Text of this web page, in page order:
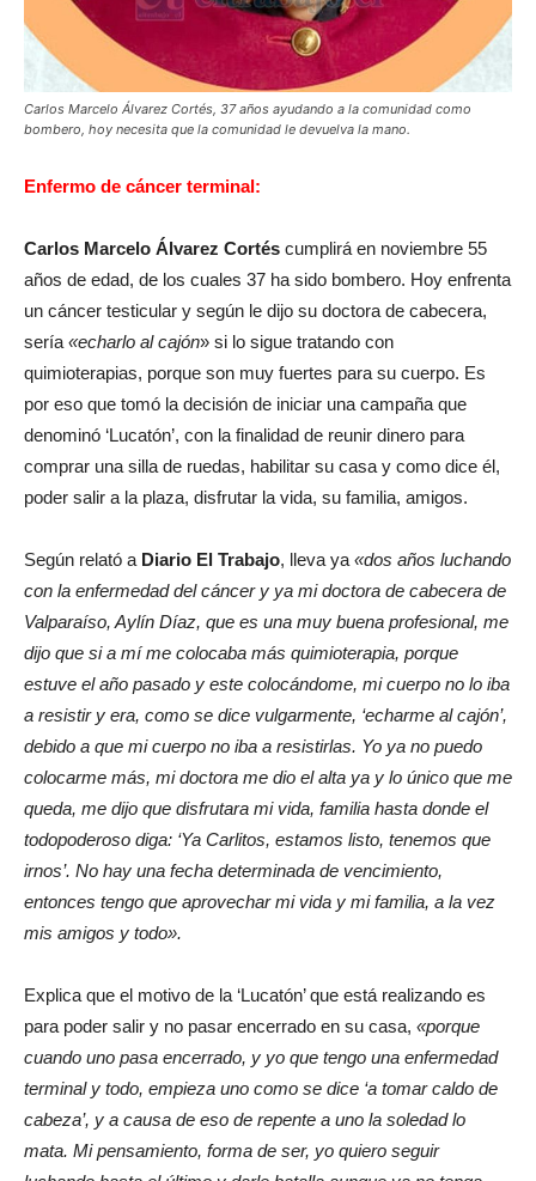
Carlos Marcelo Álvarez Cortés, 37 años ayudando a la comunidad como
bombero, hoy necesita que la comunidad le devuelva la mano.
Enfermo de cáncer terminal:
Carlos Marcelo Álvarez Cortés cumplirá en noviembre 55
años de edad, de los cuales 37 ha sido bombero. Hoy enfrenta
un cáncer testicular y según le dijo su doctora de cabecera,
sería «echarlo al cajón» si lo sigue tratando con
quimioterapias, porque son muy fuertes para su cuerpo. Es
por eso que tomó la decisión de iniciar una campaña que
denominó ‘Lucatón’, con la finalidad de reunir dinero para
comprar una silla de ruedas, habilitar su casa y como dice él,
poder salir a la plaza, disfrutar la vida, su familia, amigos.
Según relató a Diario El Trabajo, lleva ya «dos años luchando
con la enfermedad del cáncer y ya mi doctora de cabecera de
Valparaíso, Aylín Díaz, que es una muy buena profesional, me
dijo que si a mí me colocaba más quimioterapia, porque
estuve el año pasado y este colocándome, mi cuerpo no lo iba
a resistir y era, como se dice vulgarmente, ‘echarme al cajón’,
debido a que mi cuerpo no iba a resistirlas. Yo ya no puedo
colocarme más, mi doctora me dio el alta ya y lo único que me
queda, me dijo que disfrutara mi vida, familia hasta donde el
todopoderoso diga: ‘Ya Carlitos, estamos listo, tenemos que
irnos’. No hay una fecha determinada de vencimiento,
entonces tengo que aprovechar mi vida y mi familia, a la vez
mis amigos y todo».
Explica que el motivo de la ‘Lucatón’ que está realizando es
para poder salir y no pasar encerrado en su casa, «porque
cuando uno pasa encerrado, y yo que tengo una enfermedad
terminal y todo, empieza uno como se dice ‘a tomar caldo de
cabeza’, y a causa de eso de repente a uno la soledad lo
mata. Mi pensamiento, forma de ser, yo quiero seguir